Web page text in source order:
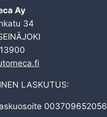
Ay
34
LASKUTUS:
003709652056